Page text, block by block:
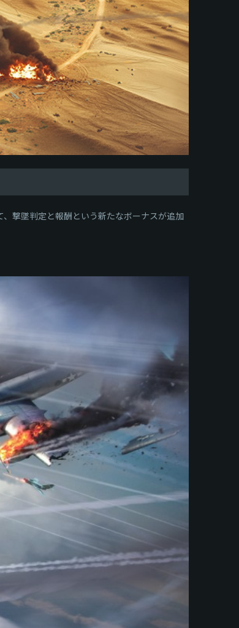
撃墜判定と報酬という新たなボーナスが追加